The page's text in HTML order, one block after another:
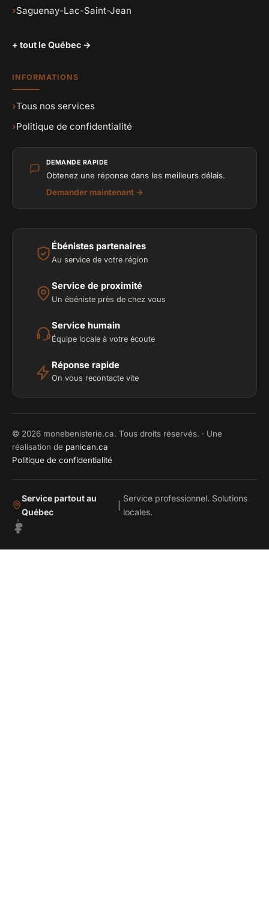
›Saguenay-Lac-Saint-Jean
+ tout le Québec →
INFORMATIONS
›Tous nos services
›Politique de confidentialité
DEMANDE RAPIDE
Obtenez une réponse dans les meilleurs délais.
Demander maintenant →
Ébénistes partenaires
Au service de votre région
Service de proximité
Un ébéniste près de chez vous
Service humain
Équipe locale à votre écoute
Réponse rapide
On vous recontacte vite
© 2026 monebenisterie.ca. Tous droits réservés. · Une
réalisation de panican.ca
Politique de confidentialité
Service partout au
Québec
Service professionnel. Solutions
locales.